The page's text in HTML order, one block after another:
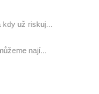
už riskuj...
nají...